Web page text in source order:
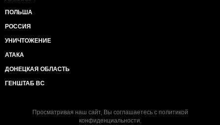
ПОЛЬША
РОССИЯ
УНИЧТОЖЕНИЕ
АТАКА
ДОНЕЦКАЯ ОБЛАСТЬ
ГЕНШТАБ ВС
Просматривая наш сайт, Вы соглашаетесь с политикой
конфиденциальности.